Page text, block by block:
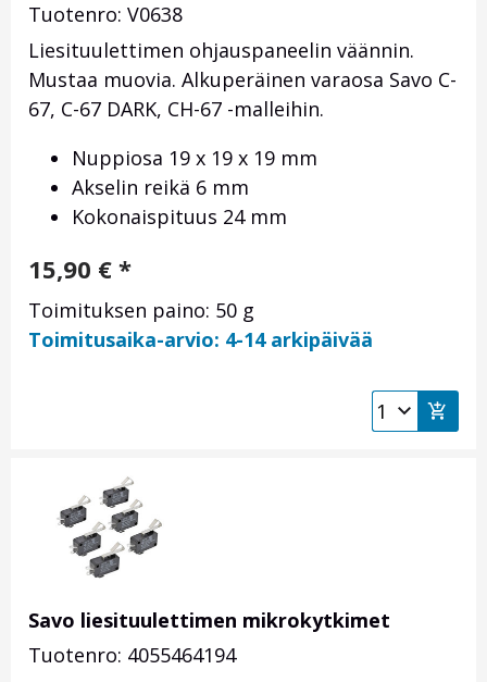
Tuotenro: V0638
Liesituulettimen ohjauspaneelin väännin.
Mustaa muovia. Alkuperäinen varaosa Savo C-
67, C-67 DARK, CH-67 -malleihin.
Nuppiosa 19 x 19 x 19 mm
Akselin reikä 6 mm
Kokonaispituus 24 mm
15,90 € *
Toimituksen paino: 50 g
Toimitusaika-arvio: 4-14 arkipäivää
Savo liesituulettimen mikrokytkimet
Tuotenro: 4055464194